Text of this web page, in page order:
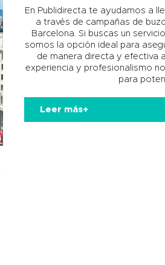
En Publidirecta te ayudamos a
a través de campañas de
Barcelona. Si buscas un
somos la opción ideal para
de manera directa y efectiva
experiencia y profesionalismo
para
Leer más+